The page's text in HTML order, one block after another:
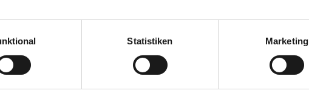
KG
Statistiken Marketing
Stornobedingungen
Informationen zur Zahlung